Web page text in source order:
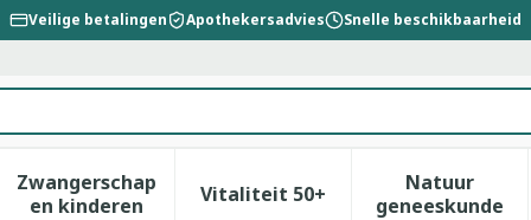
Veilige betalingen Apothekersadvies Snelle beschikbaarheid
verzorging en hygiëne categorie
voor Dieet, voeding en vitamines categorie
Zwangerschap
en kinderenToon submenu voor Zwangerschap en
Vitaliteit 50+Toon submenu voor
Natuur
geneeskunde
Toon